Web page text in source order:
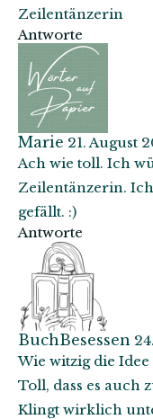
Zeilentänzerin
Antworte
Marie 21. August
Ach wie toll. Ich
Zeilentänzerin.
gefällt. :)
Antworte
BuchBesessen
Wie witzig die Idee
Toll, dass es auch
Klingt wirklich